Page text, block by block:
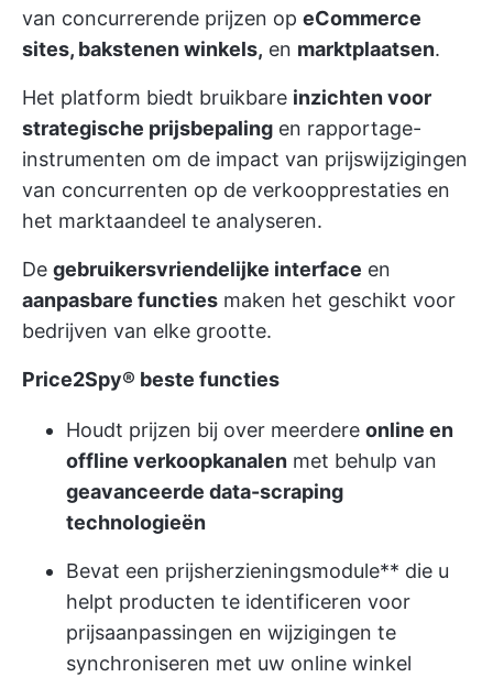
van concurrerende prijzen op eCommerce
sites, bakstenen winkels, en marktplaatsen.
Het platform biedt bruikbare inzichten voor
strategische prijsbepaling en rapportage-
instrumenten om de impact van prijswijzigingen
van concurrenten op de verkoopprestaties en
het marktaandeel te analyseren.
De gebruikersvriendelijke interface en
aanpasbare functies maken het geschikt voor
bedrijven van elke grootte.
Price2Spy® beste functies
Houdt prijzen bij over meerdere online en
offline verkoopkanalen met behulp van
geavanceerde data-scraping
technologieën
Bevat een prijsherzieningsmodule** die u
helpt producten te identificeren voor
prijsaanpassingen en wijzigingen te
synchroniseren met uw online winkel